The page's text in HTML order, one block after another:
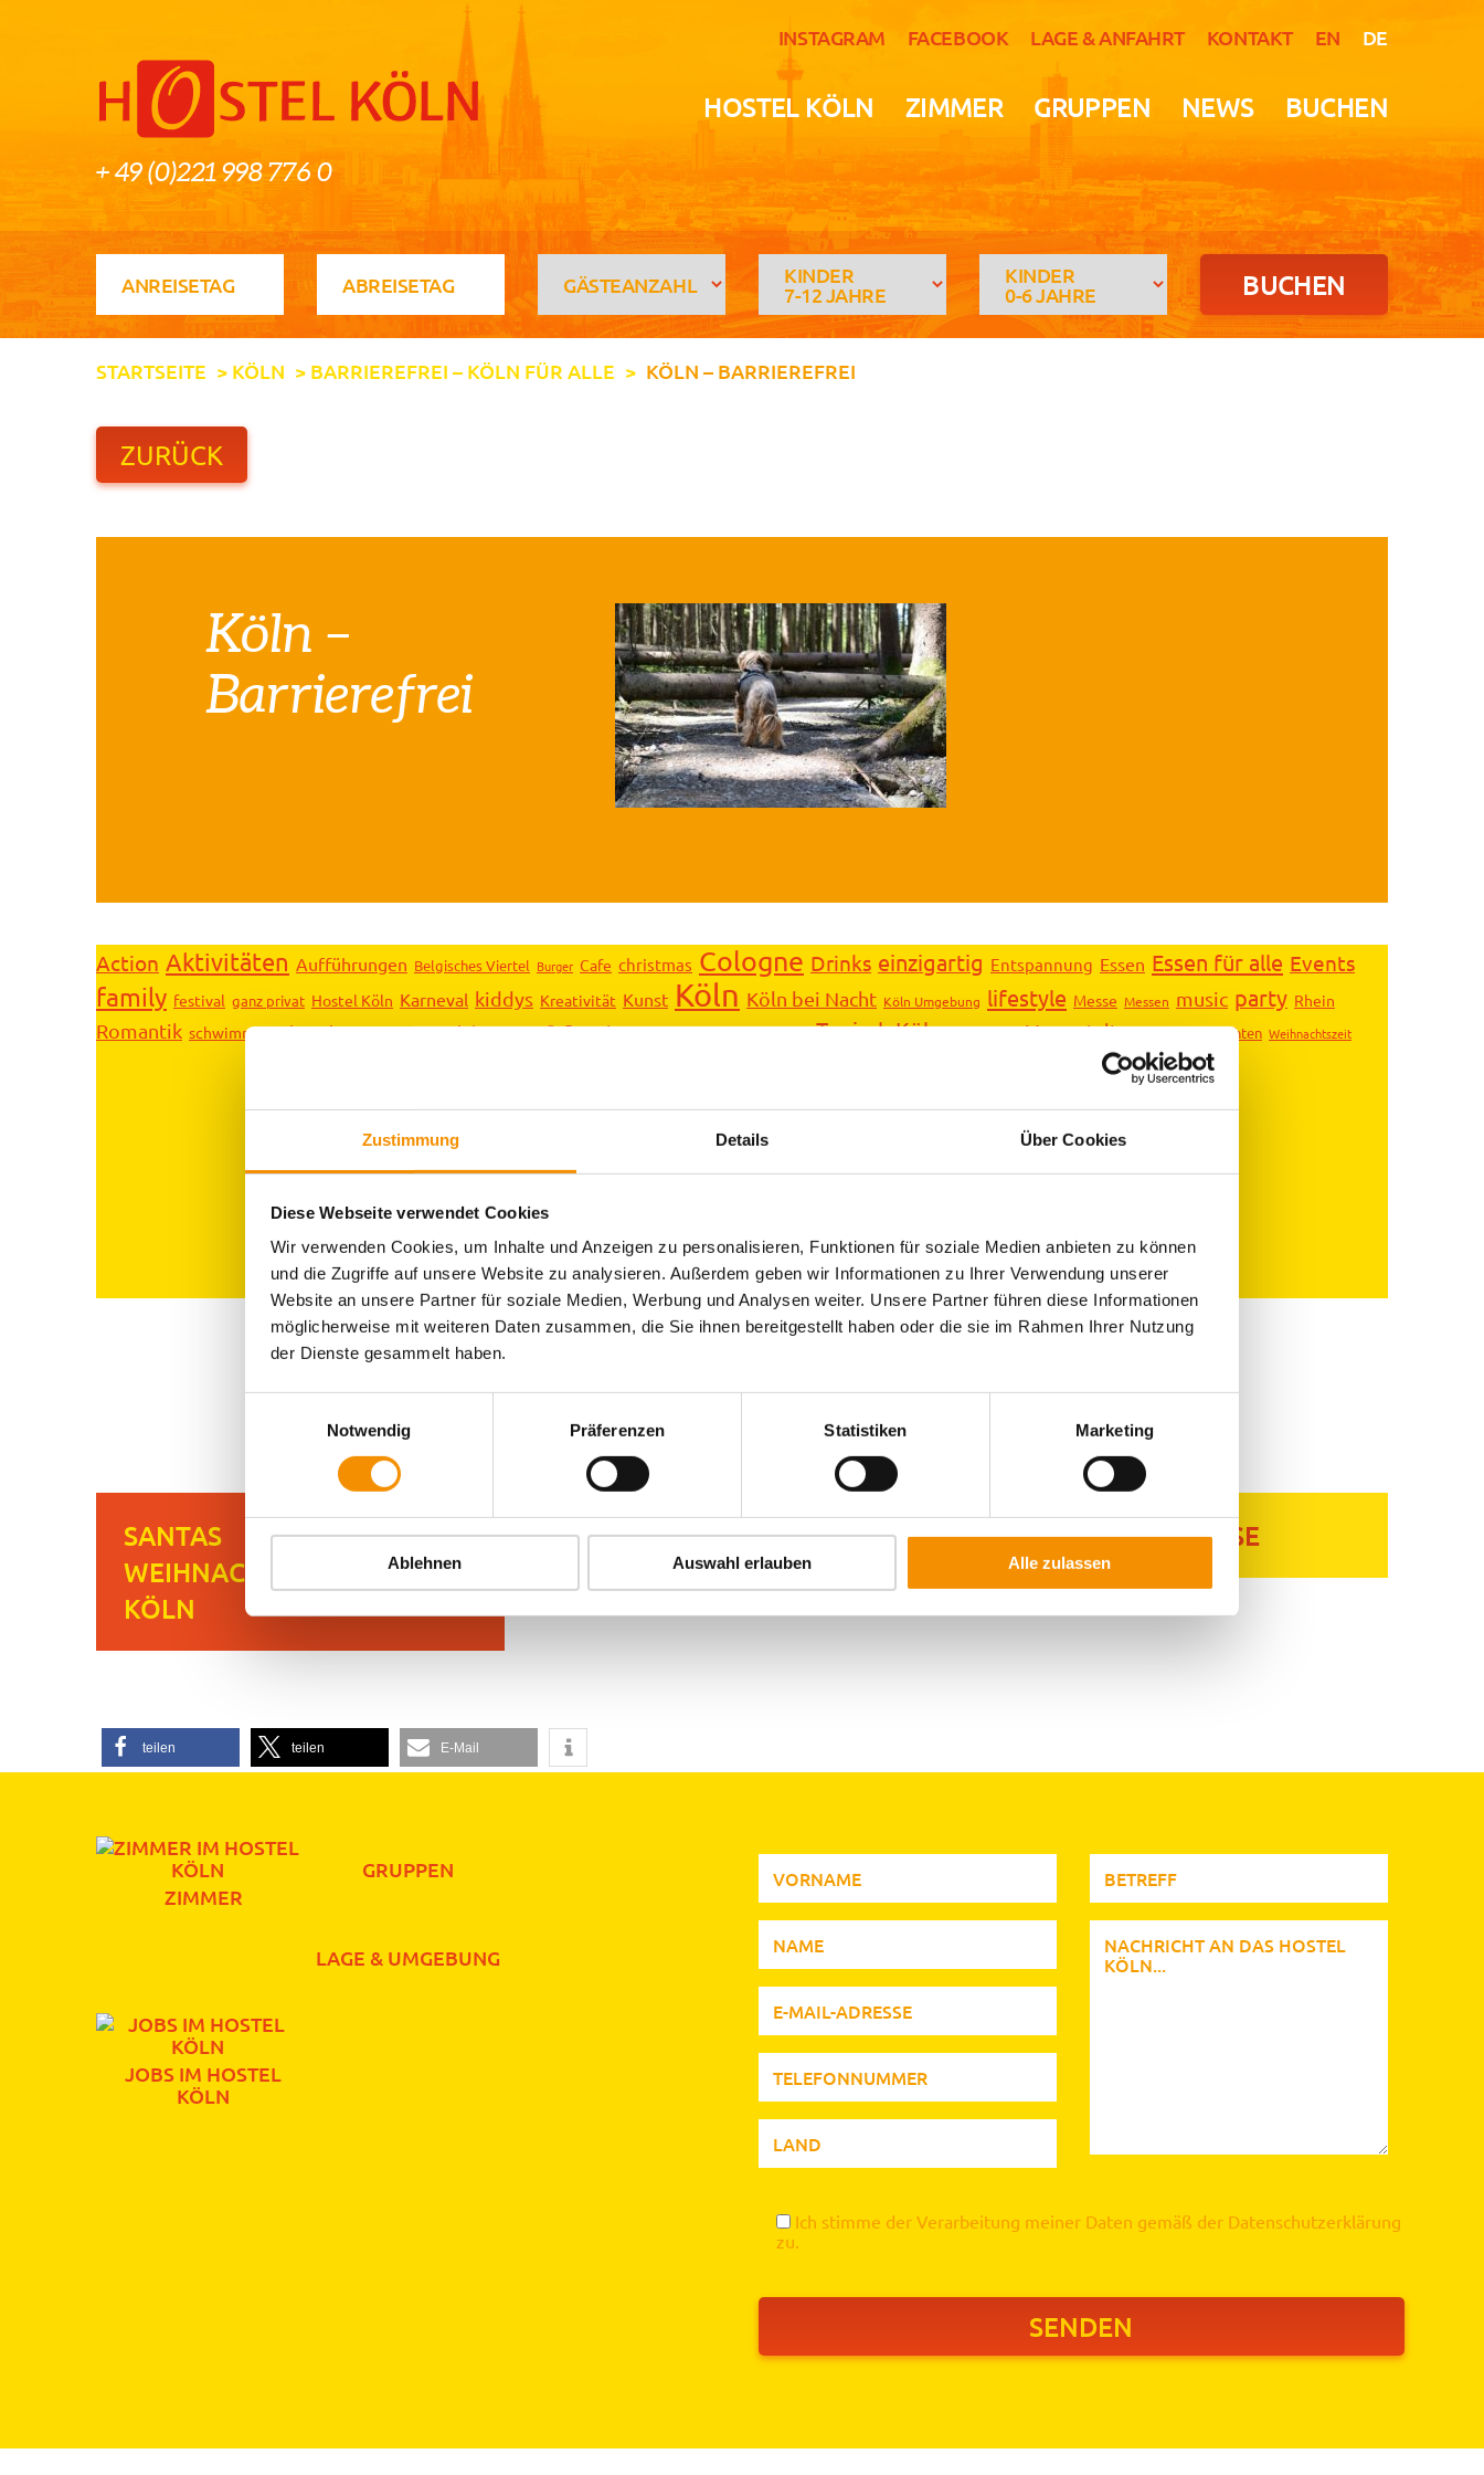
Zustimmung Details Über Cookies
Diese Webseite verwendet Cookies
Wir verwenden Cookies, um Inhalte und Anzeigen zu personalisieren, Funktionen für soziale Medien anbieten zu können
und die Zugriffe auf unsere Website zu analysieren. Außerdem geben wir Informationen zu Ihrer Verwendung unserer
Website an unsere Partner für soziale Medien, Werbung und Analysen weiter. Unsere Partner führen diese Informationen
möglicherweise mit weiteren Daten zusammen, die Sie ihnen bereitgestellt haben oder die sie im Rahmen Ihrer Nutzung
der Dienste gesammelt haben.
Notwendig
Präferenzen Statistiken Marketing
Ablehnen Auswahl erlauben Alle zulassen
+ 49 (0)221 998 776 0
INSTAGRAM FACEBOOK LAGE & ANFAHRT KONTAKT EN DE
HOSTEL KÖLN ZIMMER GRUPPEN NEWS BUCHEN
GÄSTEANZAHL KINDER
7-12 JAHRE
KINDER
0-6 JAHRE
STARTSEITE > KÖLN > BARRIEREFREI – KÖLN FÜR ALLE > KÖLN – BARRIEREFREI
ZURÜCK
Köln –
Barrierefrei
Action Aktivitäten Aufführungen Belgisches Viertel Burger Cafe christmas Cologne Drinks einzigartig Entspannung Essen Essen für alle Events
family festival ganz privat Hostel Köln Karneval kiddys Kreativität Kunst Köln Köln bei Nacht Köln Umgebung lifestyle Messe Messen music party Rhein
Romantik schwimmen Shopping Spielen & Spaß Sport summertime Süßes Typisch Köln Umgebung Veranstaltungen Weihnachten Weihnachtszeit
SANTAS
WEIHNACHTSMARKT IN
KÖLN
GAMESCOM IN KÖLN KÖLNER BIERBÖRSE
teilen teilen E-Mail
ZIMMER
GRUPPEN
LAGE & UMGEBUNG
JOBS IM HOSTEL
KÖLN
Ich stimme der Verarbeitung meiner Daten gemäß der Datenschutzerklärung
zu.